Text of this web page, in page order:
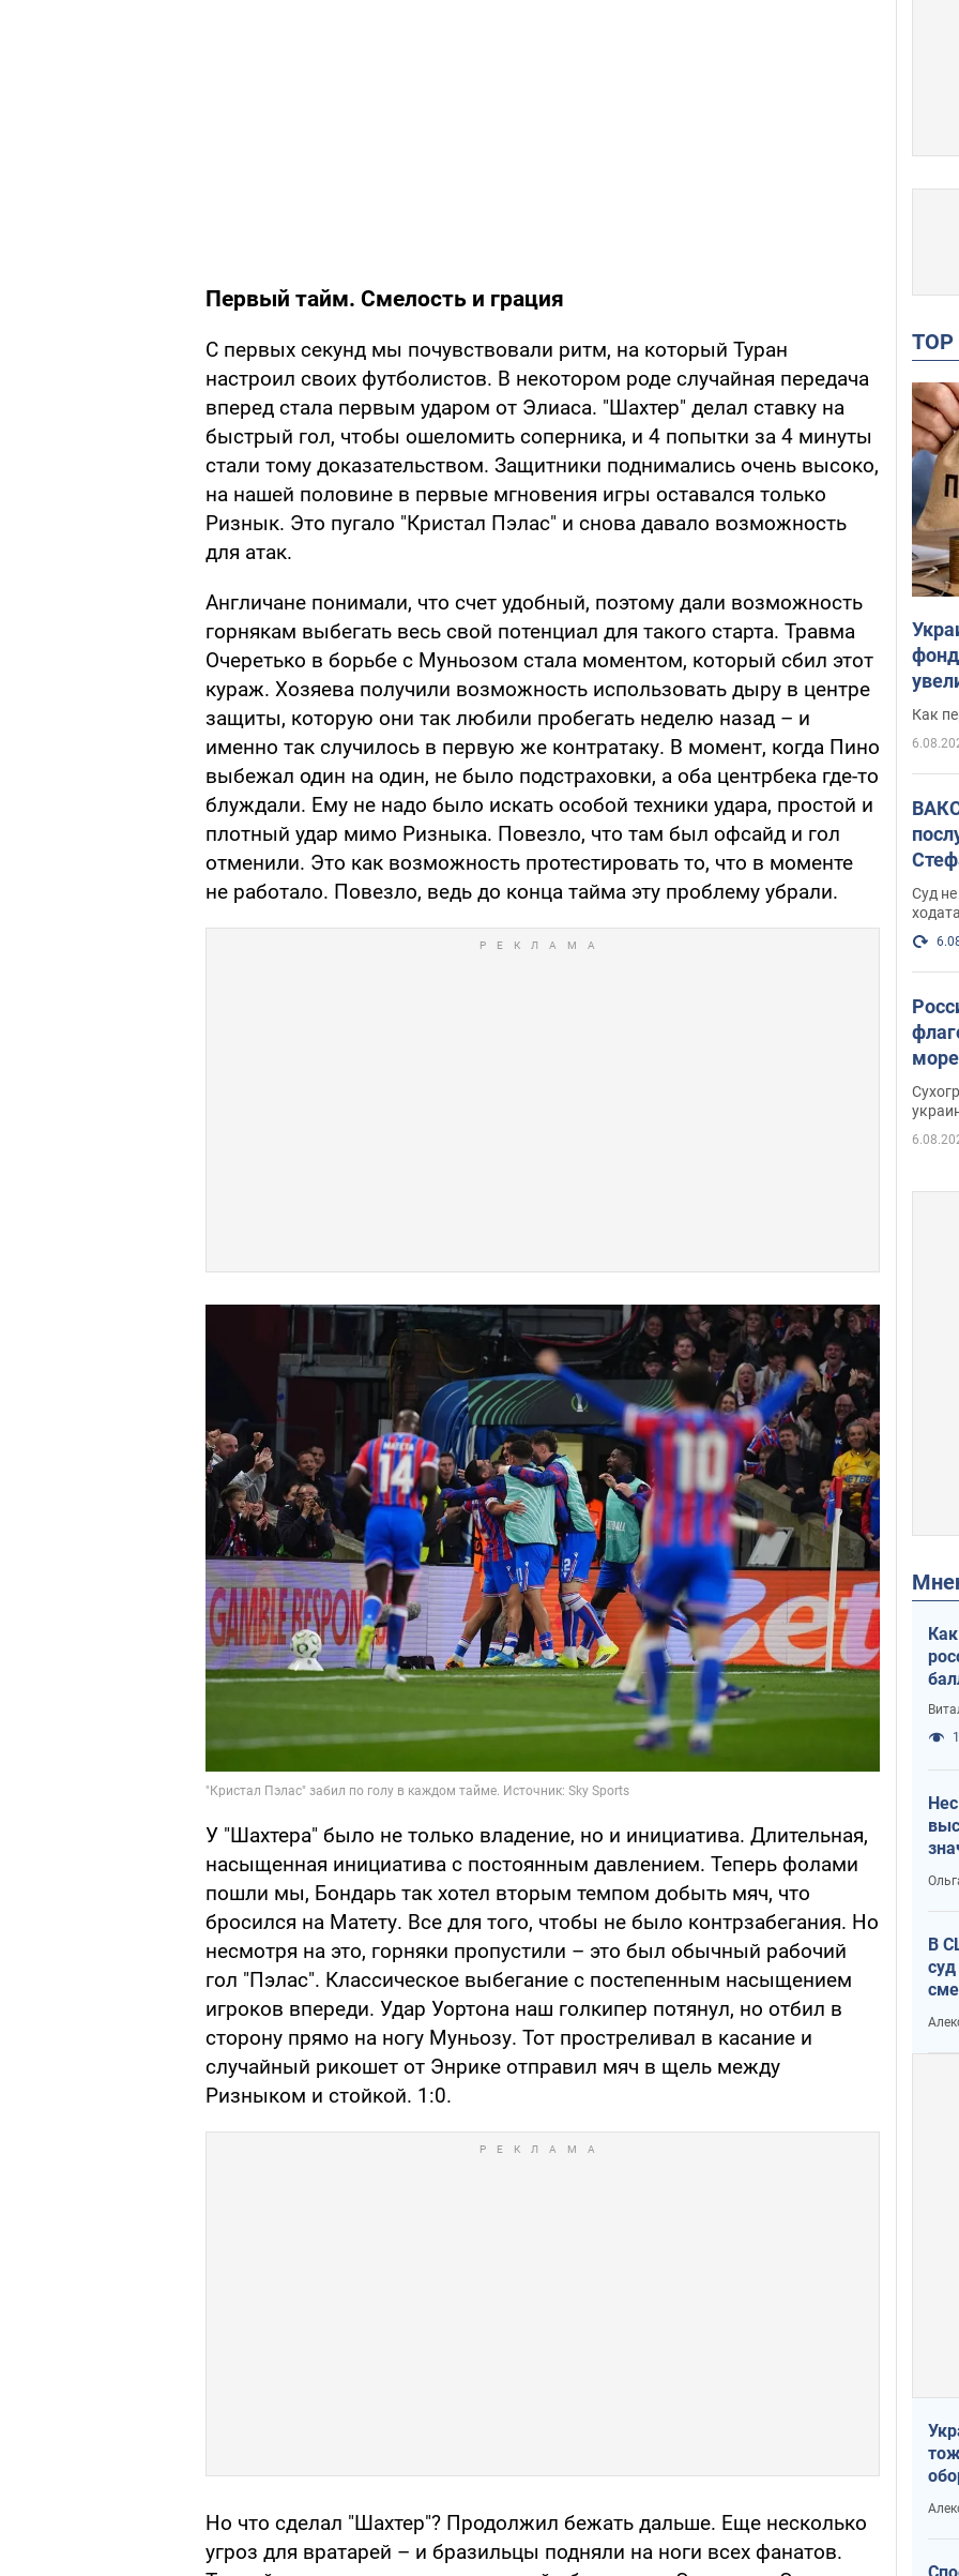
Первый тайм. Смелость и грация
С первых секунд мы почувствовали ритм, на который Туран
настроил своих футболистов. В некотором роде случайная передача
вперед стала первым ударом от Элиаса. "Шахтер" делал ставку на
быстрый гол, чтобы ошеломить соперника, и 4 попытки за 4 минуты
стали тому доказательством. Защитники поднимались очень высоко,
на нашей половине в первые мгновения игры оставался только
Ризнык. Это пугало "Кристал Пэлас" и снова давало возможность
для атак.
Англичане понимали, что счет удобный, поэтому дали возможность
горнякам выбегать весь свой потенциал для такого старта. Травма
Очеретько в борьбе с Муньозом стала моментом, который сбил этот
кураж. Хозяева получили возможность использовать дыру в центре
защиты, которую они так любили пробегать неделю назад – и
именно так случилось в первую же контратаку. В момент, когда Пино
выбежал один на один, не было подстраховки, а оба центрбека где-то
блуждали. Ему не надо было искать особой техники удара, простой и
плотный удар мимо Ризныка. Повезло, что там был офсайд и гол
отменили. Это как возможность протестировать то, что в моменте
не работало. Повезло, ведь до конца тайма эту проблему убрали.
У "Шахтера" было не только владение, но и инициатива. Длительная,
насыщенная инициатива с постоянным давлением. Теперь фолами
пошли мы, Бондарь так хотел вторым темпом добыть мяч, что
бросился на Матету. Все для того, чтобы не было контрзабегания. Но
несмотря на это, горняки пропустили – это был обычный рабочий
гол "Пэлас". Классическое выбегание с постепенным насыщением
игроков впереди. Удар Уортона наш голкипер потянул, но отбил в
сторону прямо на ногу Муньозу. Тот простреливал в касание и
случайный рикошет от Энрике отправил мяч в щель между
Ризныком и стойкой. 1:0.
Но что сделал "Шахтер"? Продолжил бежать дальше. Еще несколько
угроз для вратарей – и бразильцы подняли на ноги всех фанатов.
не
Как
деле
Суд
В